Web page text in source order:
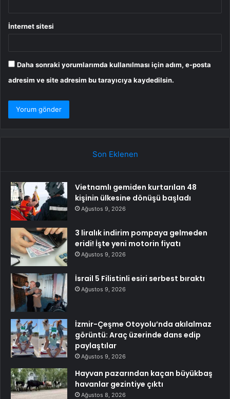
İnternet sitesi
Daha sonraki yorumlarımda kullanılması için adım, e-posta
adresim ve site adresim bu tarayıcıya kaydedilsin.
Son Eklenen
Vietnamlı gemiden kurtarılan 48
kişinin ülkesine dönüşü başladı
Ağustos 9, 2026
3 liralık indirim pompaya gelmeden
eridi! İşte yeni motorin fiyatı
Ağustos 9, 2026
İsrail 5 Filistinli esiri serbest bıraktı
Ağustos 9, 2026
İzmir-Çeşme Otoyolu’nda akılalmaz
görüntü: Araç üzerinde dans edip
paylaştılar
Ağustos 9, 2026
Hayvan pazarından kaçan büyükbaş
havanlar gezintiye çıktı
Ağustos 8, 2026